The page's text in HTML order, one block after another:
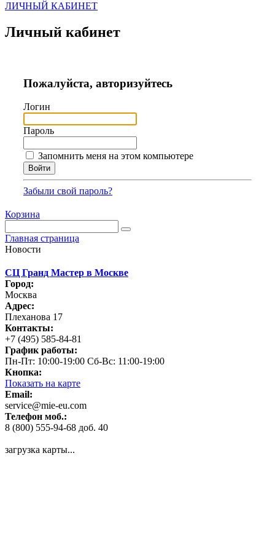
ЛИЧНЫЙ КАБИНЕТ
Личный кабинет
Пожалуйста, авторизуйтесь
Логин
Пароль
Запомнить меня на этом компьютере
Забыли свой пароль?
Корзина
Главная страница
Новости
СЦ Гранд Мастер в Москве
Город:
Москва
Адрес:
Плеханова 17
Контакты:
+7 (495) 585-84-81
График работы:
Пн-Пт: 10:00-19:00 Сб-Вс: 11:00-19:00
Кнопка:
Показать на карте
Email:
service@mie-eu.com
Телефон моб.:
8 (800) 555-94-68 доб. 40
загрузка карты...